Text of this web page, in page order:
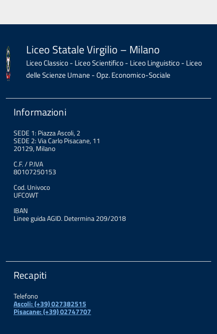
Liceo Statale Virgilio – Milano
Liceo Classico - Liceo Scientifico - Liceo Linguistico - Liceo
delle Scienze Umane - Opz. Economico-Sociale
Informazioni
SEDE 1: Piazza Ascoli, 2
SEDE 2: Via Carlo Pisacane, 11
20129, Milano
C.F. / P.IVA
80107250153
Cod. Univoco
UFC0WT
IBAN
Linee guida AGID. Determina 209/2018
Recapiti
Telefono
Ascoli: (+39) 027382515
Pisacane: (+39) 02747707